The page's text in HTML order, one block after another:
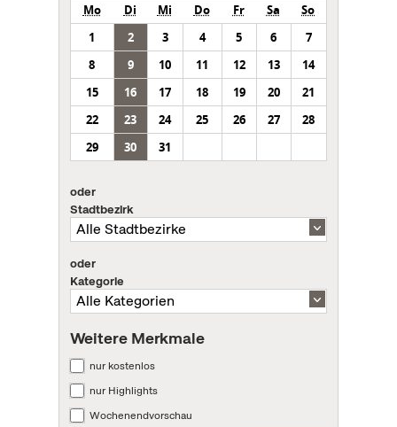
Mo Di Mi Do Fr Sa
So
1
2 3 4 5 6
7
8
9 10 11 12 13
14
15
16 17 18 19 20
21
22
23 24 25 26 27
28
29
30 31
oder
Stadtbezirk
oder
Kategorie
Weitere Merkmale
nur kostenlos
nur Highlights
Wochenendvorschau